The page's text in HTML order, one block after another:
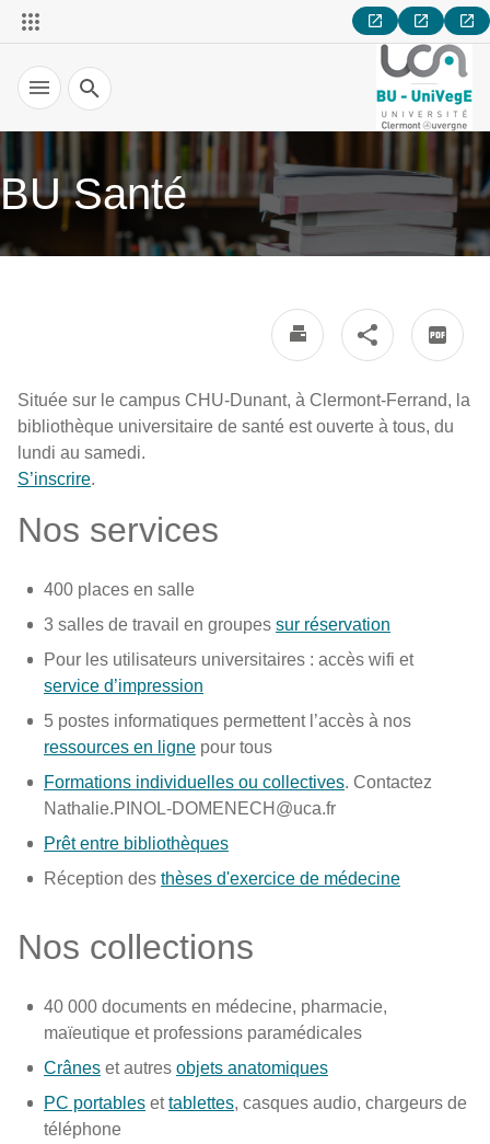
Recherche
BU Santé
Située sur le campus CHU-Dunant, à Clermont-Ferrand, la
bibliothèque universitaire de santé est ouverte à tous, du
lundi au samedi.
S’inscrire.
Nos services
400 places en salle
3 salles de travail en groupes sur réservation
Pour les utilisateurs universitaires : accès wifi et
service d’impression
5 postes informatiques permettent l’accès à nos
ressources en ligne pour tous
Formations individuelles ou collectives. Contactez
Nathalie.PINOL-DOMENECH@uca.fr
Prêt entre bibliothèques
Réception des thèses d'exercice de médecine
Nos collections
40 000 documents en médecine, pharmacie,
maïeutique et professions paramédicales
Crânes et autres objets anatomiques
PC portables ettablettes, casques audio, chargeurs de
téléphone